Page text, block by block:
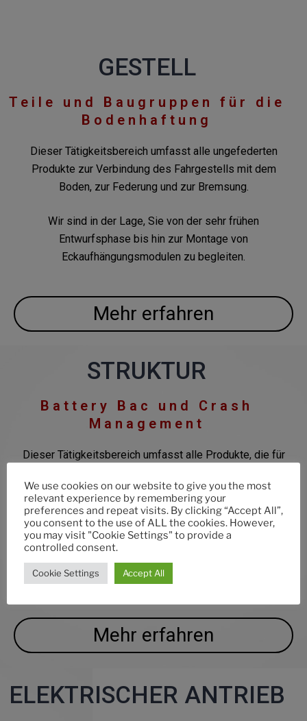
GESTELL
Teile und Baugruppen für die
Bodenhaftung
Dieser Tätigkeitsbereich umfasst alle ungefederten
Produkte zur Verbindung des Fahrgestells mit dem
Boden, zur Federung und zur Bremsung.
Wir sind in der Lage, Sie von der sehr frühen
Entwurfsphase bis hin zur Montage von
Eckaufhängungsmodulen zu begleiten.
Mehr erfahren
STRUKTUR
Battery Bac und Crash
Management
Dieser Tätigkeitsbereich umfasst alle Produkte, die für
bestimmt sind.
Wir sind in der Lage, Ihnen Lösungen für komplexe
Systemmontagen anzubieten, bei denen verschiedene
Herstellungsverfahren aus Aluminium miteinander
kombiniert werden.
Mehr erfahren
ELEKTRISCHER ANTRIEB
We use cookies on our website to give you the most
relevant experience by remembering your
preferences and repeat visits. By clicking “Accept All”,
you consent to the use of ALL the cookies. However,
you may visit "Cookie Settings" to provide a
controlled consent.
Cookie Settings Accept All